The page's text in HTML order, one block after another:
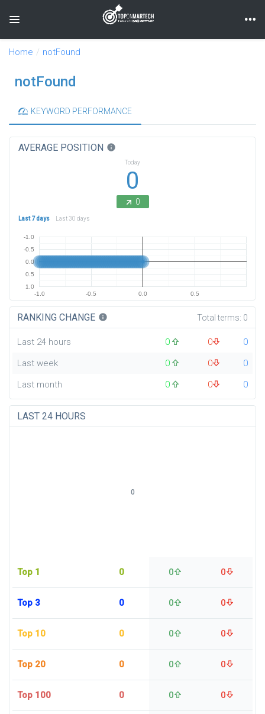
Toggle navigation
Home notFound
notFound
KEYWORD PERFORMANCE
AVERAGE POSITION info
Today
0
0
Last 7 days Last 30 days
-1.0 -0.5 0.0 0.5
-1.0
-0.5
0.0
0.5
1.0
RANKING CHANGE info Total terms: 0
Last 24 hours 0 0
0
Last week
0 0
0
Last month
0 0 0
LAST 24 HOURS
Top 1 0 0 0
Top 3 0 0 0
Top 10 0 0 0
Top 20 0 0 0
Top 100 0 0 0
0